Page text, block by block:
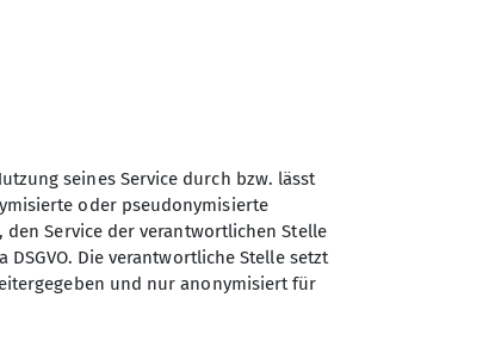
Sektion Göttingen des
seines Service durch bzw. lässt
oder pseudonymisierte
Service der verantwortlichen Stelle
Die verantwortliche Stelle setzt
und nur anonymisiert für